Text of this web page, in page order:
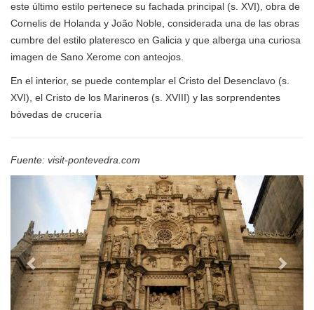
este último estilo pertenece su fachada principal (s. XVI), obra de
Cornelis de Holanda y João Noble, considerada una de las obras
cumbre del estilo plateresco en Galicia y que alberga una curiosa
imagen de Sano Xerome con anteojos.
En el interior, se puede contemplar el Cristo del Desenclavo (s.
XVI), el Cristo de los Marineros (s. XVIII) y las sorprendentes
bóvedas de crucería
Fuente: visit-pontevedra.com